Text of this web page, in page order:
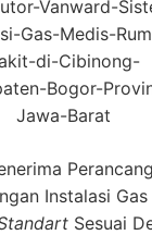
Vanward-
Gas-Medis-
di-Cibinong-
Bogor-
Jawa-Barat
Instalasi
Sesuai